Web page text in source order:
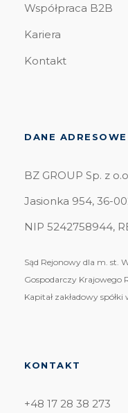
Współpraca B2B
Kariera
Kontakt
DANE ADRESOWE
BZ GROUP Sp. z
Jasionka 954, 36-
NIP 5242758944,
Sąd Rejonowy dla m. st.
Gospodarczy Krajowego
Kapitał zakładowy
KONTAKT
+48 17 28 38 273